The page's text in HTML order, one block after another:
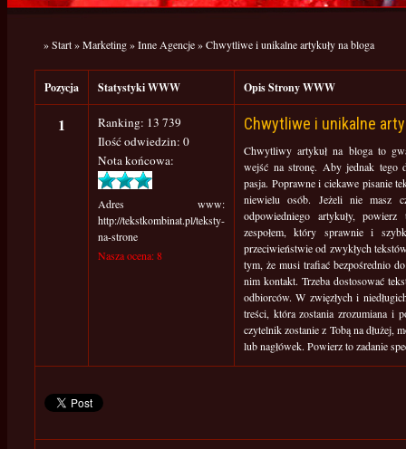
»Start»Marketing»Inne Agencje»Chwytliwe i unikalne artykuły na bloga
Pozycja Statystyki WWW Opis Strony WWW
1
Ranking: 13 739
Ilość odwiedzin: 0
Nota końcowa:
Adres www:
http://tekstkombinat.pl/teksty-
na-strone
Nasza ocena: 8
Chwytliwe i unikalne
Chwytliwy artykuł na bloga to
wejść na stronę. Aby jednak tego
pasja. Poprawne i ciekawe pisanie
niewielu osób. Jeżeli nie masz
odpowiedniego artykuły,
zespołem, który sprawnie i
przeciwieństwie od zwykłych
tym, że musi trafiać bezpośrednio
nim kontakt. Trzeba dostosować
odbiorców. W zwięzłych i
treści, która zostania zrozumiana i
czytelnik zostanie z Tobą na dłużej,
lub nagłówek. Powierz to zadanie